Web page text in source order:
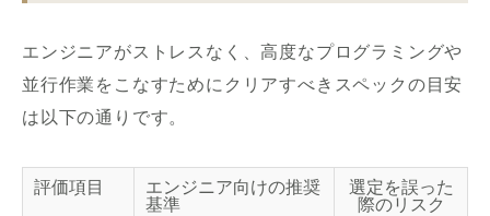
エンジニアがストレスなく、高度なプログラミングや
並行作業をこなすためにクリアすべきスペックの目安
は以下の通りです。
評価項目
エンジニア向けの推奨
基準
選定を誤った
際のリスク